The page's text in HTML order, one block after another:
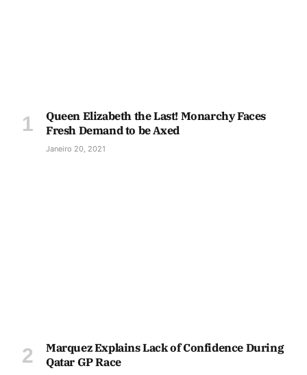
Queen Elizabeth the Last! Monarchy Faces
Fresh Demand to be Axed
Janeiro 20, 2021
Marquez Explains Lack of Confidence During
Qatar GP Race